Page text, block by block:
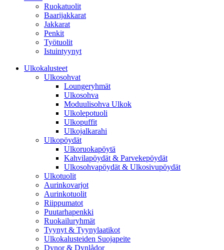
Ruokatuolit
Baarijakkarat
Jakkarat
Penkit
Työtuolit
Istuintyynyt
Ulkokalusteet
Ulkosohvat
Loungeryhmät
Ulkosohva
Moduulisohva Ulkok
Ulkolepotuoli
Ulkopuffit
Ulkojalkarahi
Ulkopöydät
Ulkoruokapöytä
Kahvilapöydät & Parvekepöydät
Ulkosohvapöydät & Ulkosivupöydät
Ulkotuolit
Aurinkovarjot
Aurinkotuolit
Riippumatot
Puutarhapenkki
Ruokailuryhmät
Tyynyt & Tyynylaatikot
Ulkokalusteiden Suojapeite
Dynor & Dynlådor